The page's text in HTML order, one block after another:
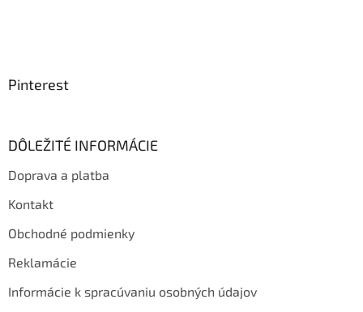
Pinterest
DÔLEŽITÉ INFORMÁCIE
Doprava a platba
Kontakt
Obchodné podmienky
Reklamácie
Informácie k spracúvaniu osobných údajov